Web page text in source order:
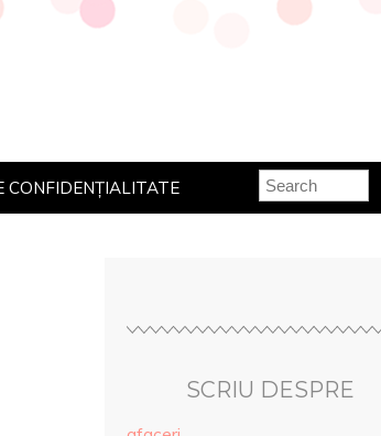
CONFIDENȚIALITATE
SCRIU DESPRE